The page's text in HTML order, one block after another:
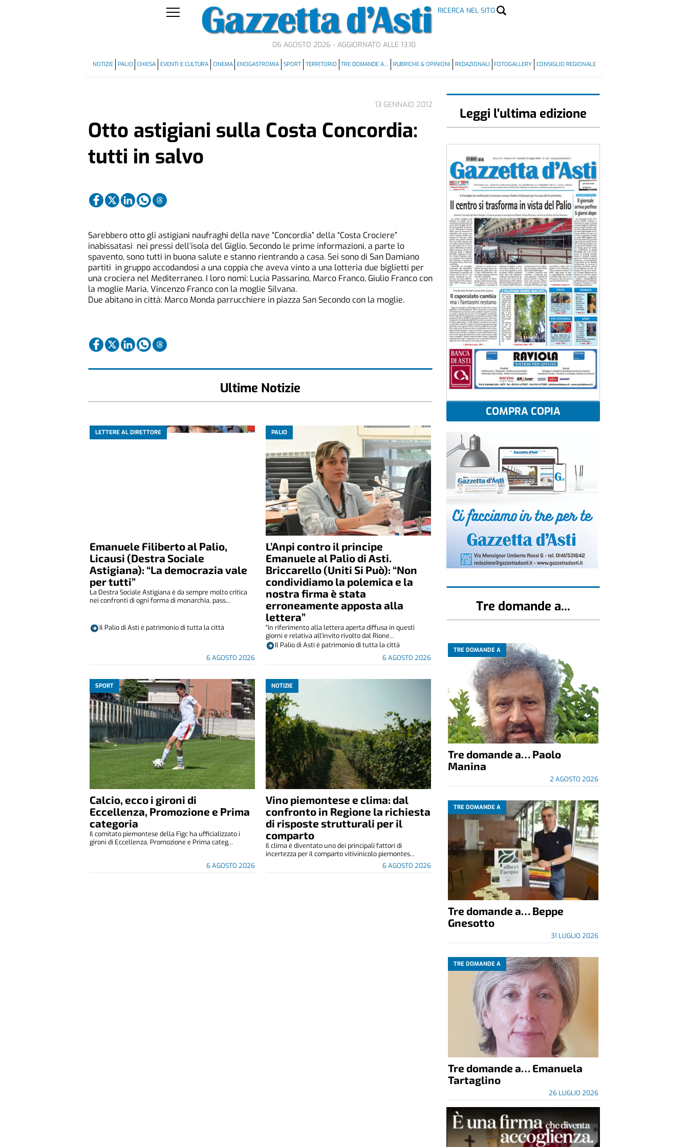
RICERCA NEL SITO
06 AGOSTO 2026 - AGGIORNATO ALLE 13.10
NOTIZIE PALIO CHIESA EVENTI E CULTURA CINEMA ENOGASTROMIA SPORT TERRITORIO TRE DOMANDE A… RUBRICHE & OPINIONI REDAZIONALI FOTOGALLERY CONSIGLIO REGIONALE
13 GENNAIO 2012
Otto astigiani sulla Costa Concordia:
tutti in salvo
Sarebbero otto gli astigiani naufraghi della nave “Concordia” della “Costa Crociere”
inabissatasi nei pressi dell’isola del Giglio. Secondo le prime informazioni, a parte lo
spavento, sono tutti in buona salute e stanno rientrando a casa. Sei sono di San Damiano
partiti in gruppo accodandosi a una coppia che aveva vinto a una lotteria due biglietti per
una crociera nel Mediterraneo. I loro nomi: Lucia Passarino, Marco Franco, Giulio Franco con
la moglie Maria, Vincenzo Franco con la moglie Silvana.
Due abitano in città: Marco Monda parrucchiere in piazza San Secondo con la moglie.
Ultime Notizie
LETTERE AL DIRETTORE
Emanuele Filiberto al Palio,
Licausi (Destra Sociale
Astigiana): “La democrazia vale
per tutti”
6 AGOSTO 2026
La Destra Sociale Astigiana è da sempre molto critica
nei confronti di ogni forma di monarchia, pass...
Il Palio di Asti è patrimonio di tutta la città
PALIO
L’Anpi contro il principe
Emanuele al Palio di Asti.
Briccarello (Uniti Si Può): “Non
condividiamo la polemica e la
nostra firma è stata
erroneamente apposta alla
lettera”
6 AGOSTO 2026
"In riferimento alla lettera aperta diffusa in questi
giorni e relativa all'invito rivolto dal Rione...
Il Palio di Asti è patrimonio di tutta la città
SPORT
Calcio, ecco i gironi di
Eccellenza, Promozione e Prima
categoria
6 AGOSTO 2026
Il comitato piemontese della Figc ha ufficializzato i
gironi di Eccellenza, Promozione e Prima categ...
NOTIZIE
Vino piemontese e clima: dal
confronto in Regione la richiesta
di risposte strutturali per il
comparto
6 AGOSTO 2026
Il clima è diventato uno dei principali fattori di
incertezza per il comparto vitivinicolo piemontes...
Leggi l'ultima edizione
COMPRA COPIA
Tre domande a...
TRE DOMANDE A
Tre domande a… Paolo
Manina
2 AGOSTO 2026
TRE DOMANDE A
Tre domande a… Beppe
Gnesotto
31 LUGLIO 2026
TRE DOMANDE A
Tre domande a… Emanuela
Tartaglino
26 LUGLIO 2026